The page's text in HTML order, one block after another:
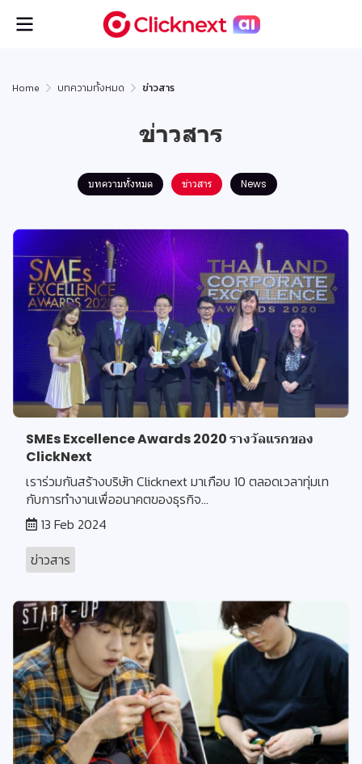
Home บทความทั้งหมด ข่าวสาร
ข่าวสาร
บทความทั้งหมด ข่าวสาร News
SMEs Excellence Awards 2020 รางวัลแรกของ
ClickNext
เราร่วมกันสร้างบริษัท Clicknext มาเกือบ 10 ตลอดเวลาทุ่มเท
กับการทำงานเพื่ออนาคตของธุรกิจ...
13 Feb 2024
ข่าวสาร